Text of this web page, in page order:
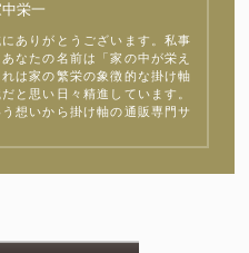
栄一
ありがとうございます。私事
なたの名前は「家の中が栄え
は家の繁栄の象徴的な掛け軸
と思い日々精進しています。
想いから掛け軸の通販専門サ